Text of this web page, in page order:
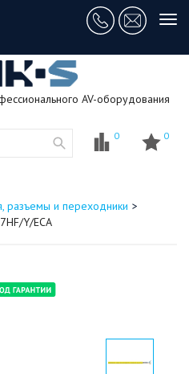
AV-оборудования
0 0
разъемы и переходники
Y/ECA